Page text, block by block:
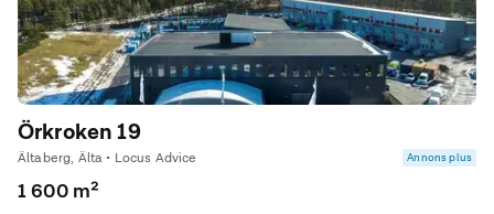
Örkroken 19
Ältaberg, Älta • Locus Advice Annons plus
1 600 m²